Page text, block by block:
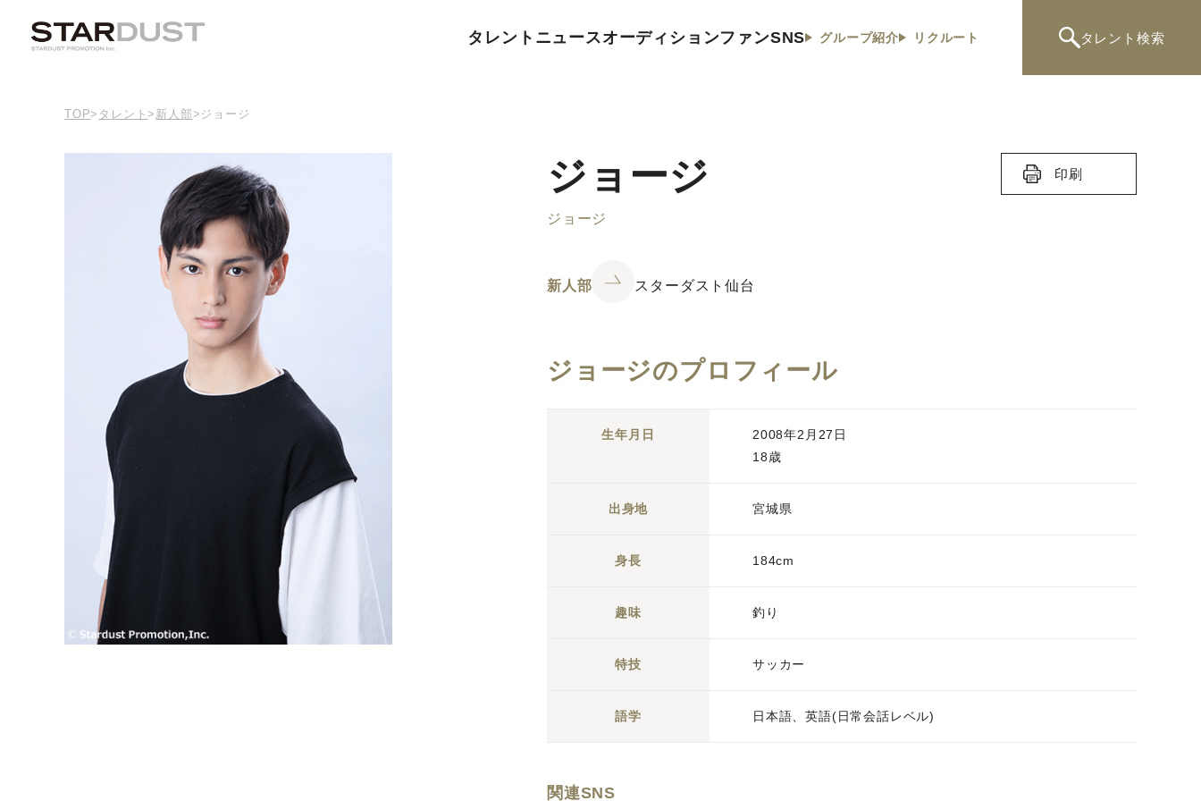
タレント ニュースオーディションファンSNS グループ紹介 リクルート タレント 検索
TOP> タレント> 新人部>ジョージ
ジョージ
ジョージ
印刷
新人部 スターダスト仙台
ジョージのプロフィール
生年月日
2008年2月27日
18歳
出身地 宮城県
身長 184cm
趣味 釣り
特技 サッカー
語学 日本語、英語(日常会話レベル)
関連SNS